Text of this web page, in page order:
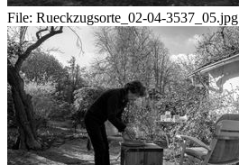
File: Rueckzugsorte_02-04-3537_05.jpg